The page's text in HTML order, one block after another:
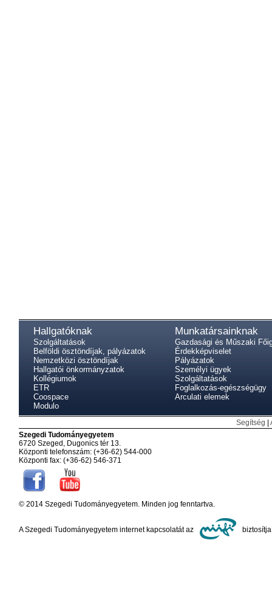
Hallgatóknak
Szolgáltatások
Belföldi ösztöndíjak, pályázatok
Nemzetközi ösztöndíjak
Hallgatói önkormányzatok
Kollégiumok
ETR
Coospace
Modulo
Munkatársainknak
Gazdasági és Műszaki
Érdekképviselet
Pályázatok
Személyi ügyek
Szolgáltatások
Foglalkozás-egészségügy
Arculati elemek
Segítség |
Szegedi Tudományegyetem
6720 Szeged, Dugonics tér 13.
Központi telefonszám: (+36-62) 544-000
Központi fax: (+36-62) 546-371
© 2014 Szegedi Tudományegyetem. Minden jog fenntartva.
A Szegedi Tudományegyetem internet kapcsolatát az biztosítja